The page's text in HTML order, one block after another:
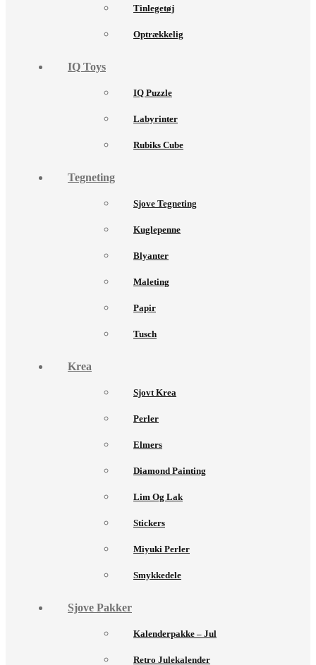
Tinlegetøj
Optrækkelig
IQ Toys
IQ Puzzle
Labyrinter
Rubiks Cube
Tegneting
Sjove Tegneting
Kuglepenne
Blyanter
Maleting
Papir
Tusch
Krea
Sjovt Krea
Perler
Elmers
Diamond Painting
Lim Og Lak
Stickers
Miyuki Perler
Smykkedele
Sjove Pakker
Kalenderpakke – Jul
Retro Julekalender